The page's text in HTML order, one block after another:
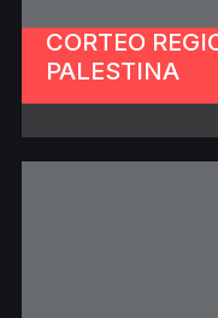
CORTEO
PALESTINA